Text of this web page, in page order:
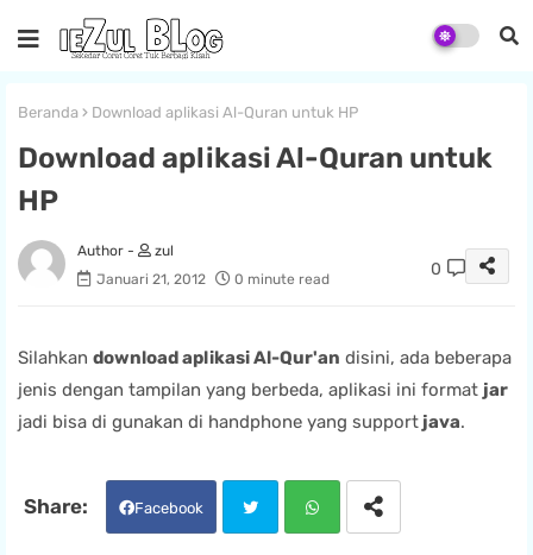
Beranda Download aplikasi Al-Quran untuk HP
Download aplikasi Al-Quran untuk
HP
zul
Januari 21, 2012
0 minute read
0
Silahkan download aplikasi Al-Qur'an disini, ada beberapa
jenis dengan tampilan yang berbeda, aplikasi ini format jar
jadi bisa di gunakan di handphone yang support java.
Facebook